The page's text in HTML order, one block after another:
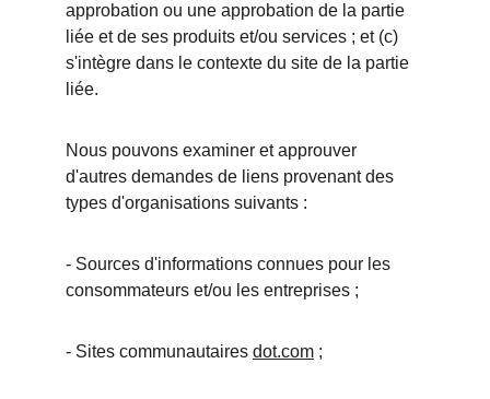
approbation ou une approbation de la partie
liée et de ses produits et/ou services ; et (c)
s'intègre dans le contexte du site de la partie
liée.
Nous pouvons examiner et approuver
d'autres demandes de liens provenant des
types d'organisations suivants :
- Sources d'informations connues pour les
consommateurs et/ou les entreprises ;
- Sites communautaires dot.com ;